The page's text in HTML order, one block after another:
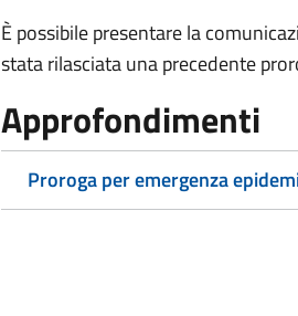
È possibile presentare la
stata rilasciata una precedente
Approfondimenti
Proroga per emergenza